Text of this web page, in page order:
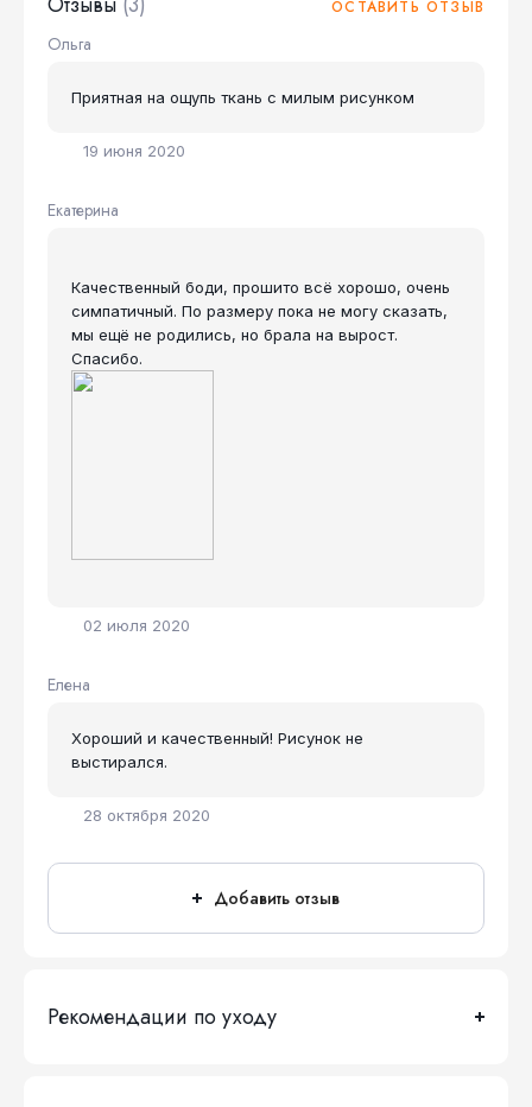
ОСТАВИТЬ ОТЗЫВ
Ольга
19 июня 2020
Приятная на ощупь ткань с милым рисунком
Екатерина
02 июля 2020
Качественный боди, прошито всё хорошо, очень
симпатичный. По размеру пока не могу сказать,
мы ещё не родились, но брала на вырост.
Спасибо.
Елена
28 октября 2020
Хороший и качественный! Рисунок не
выстирался.
Добавить отзыв
Рекомендации по уходу